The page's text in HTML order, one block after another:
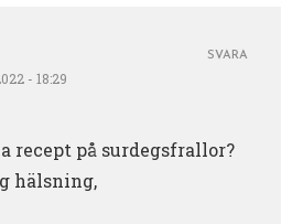
- 18:29
recept på surdegsfrallor?
hälsning,
SVARA